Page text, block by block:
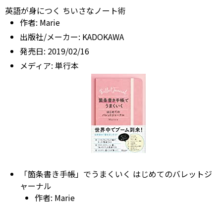
英語が身につく ちいさなノート術
作者: Marie
出版社/メーカー: KADOKAWA
発売日: 2019/02/16
メディア: 単行本
「箇条書き手帳」でうまくいく はじめてのバレットジ
ャーナル
作者: Marie